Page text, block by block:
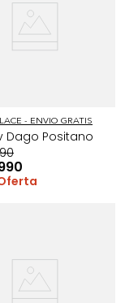
- ENVIO GRATIS
Dago Positano